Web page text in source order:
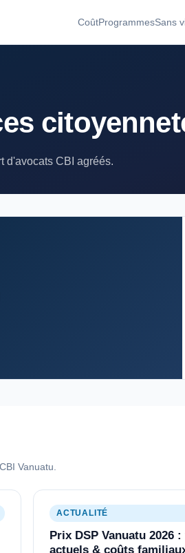
CoûtProgrammesSans
d'avocats CBI agréés.
Vanuatu.
ACTUALITÉ
Prix DSP Vanuatu 2026
actuels & coûts